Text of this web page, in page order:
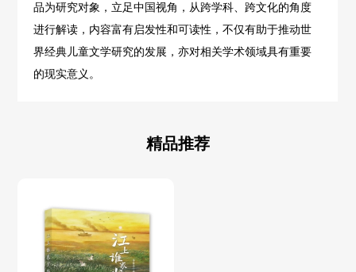
品为研究对象，立足中国视角，从跨学科、跨文化的角度
进行解读，内容富有启发性和可读性，不仅有助于推动世
界经典儿童文学研究的发展，亦对相关学术领域具有重要
的现实意义。
精品推荐